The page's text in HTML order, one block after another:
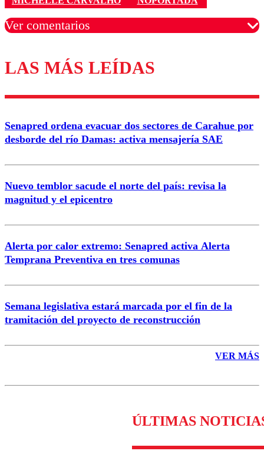
Ver comentarios
Los comentarios son moderados para garantizar un
diálogo respetuoso.
Nombre
Correo
LAS MÁS LEÍDAS
Senapred ordena evacuar dos sectores de Carahue por
desborde del río Damas: activa mensajería SAE
Nuevo temblor sacude el norte del país: revisa la
magnitud y el epicentro
Alerta por calor extremo: Senapred activa Alerta
Temprana Preventiva en tres comunas
Semana legislativa estará marcada por el fin de la
tramitación del proyecto de reconstrucción
VER MÁS
ÚLTIMAS